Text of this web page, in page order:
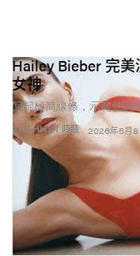
FASHION 時裝
Hailey Bieber 完
女神
回歸極簡線條，示範低調
2026年5月8